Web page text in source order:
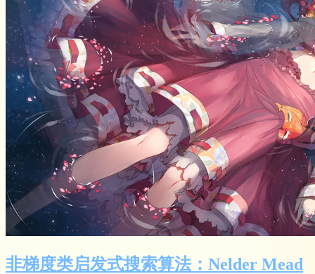
非梯度类启发式搜索算法：Nelder Mead